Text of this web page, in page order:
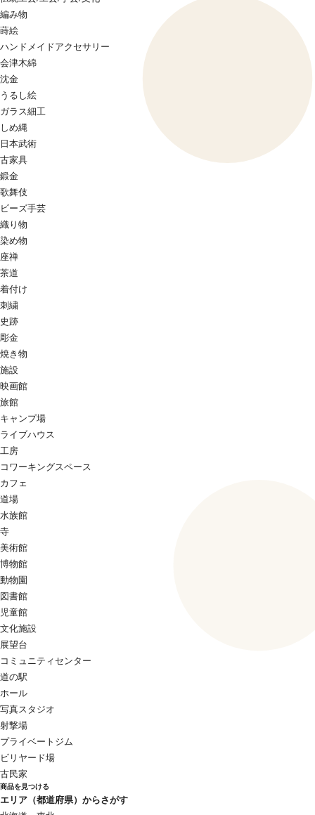
編み物
蒔絵
ハンドメイドアクセサリー
会津木綿
沈金
うるし絵
ガラス細工
しめ縄
日本武術
古家具
鍛金
歌舞伎
ビーズ手芸
織り物
染め物
座禅
茶道
着付け
刺繍
史跡
彫金
焼き物
施設
映画館
旅館
キャンプ場
ライブハウス
工房
コワーキングスペース
カフェ
道場
水族館
寺
美術館
博物館
動物園
図書館
児童館
文化施設
展望台
コミュニティセンター
道の駅
ホール
写真スタジオ
射撃場
プライベートジム
ビリヤード場
古民家
商品を見つける
エリア（都道府県）からさがす